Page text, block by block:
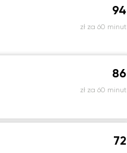
94
zł za 60 minut
86
zł za 60 minut
72